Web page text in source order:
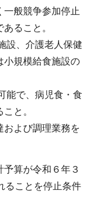
一般競争参加停止
ること。
設、介護老人保健
小規模給食施設の
能で、病児食・食
と。
よび調理業務を
算が令和６年３
ることを停止条件